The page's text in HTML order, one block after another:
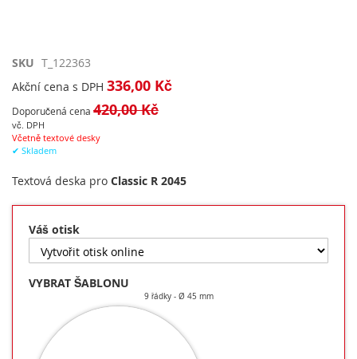
Přeskočit
začátek
galerie
s
obrázky
SKU T_122363
Akční cena s DPH 336,00 Kč
Doporučená cena 420,00 Kč
vč. DPH
Včetně textové desky
✔ Skladem
Textová deska pro Classic R 2045
Váš otisk
VYBRAT ŠABLONU
9 řádky Ø 45 mm